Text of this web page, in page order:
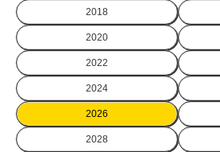
2018
2020
2022
2024
2026
2028